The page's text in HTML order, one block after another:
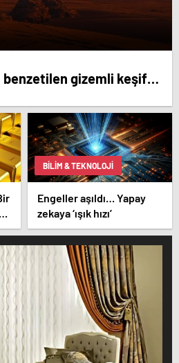
benzetilen gizemli keşif…
BILIM & TEKNOLOJI
Engeller aşıldı… Yapay
zekaya ‘ışık hızı’